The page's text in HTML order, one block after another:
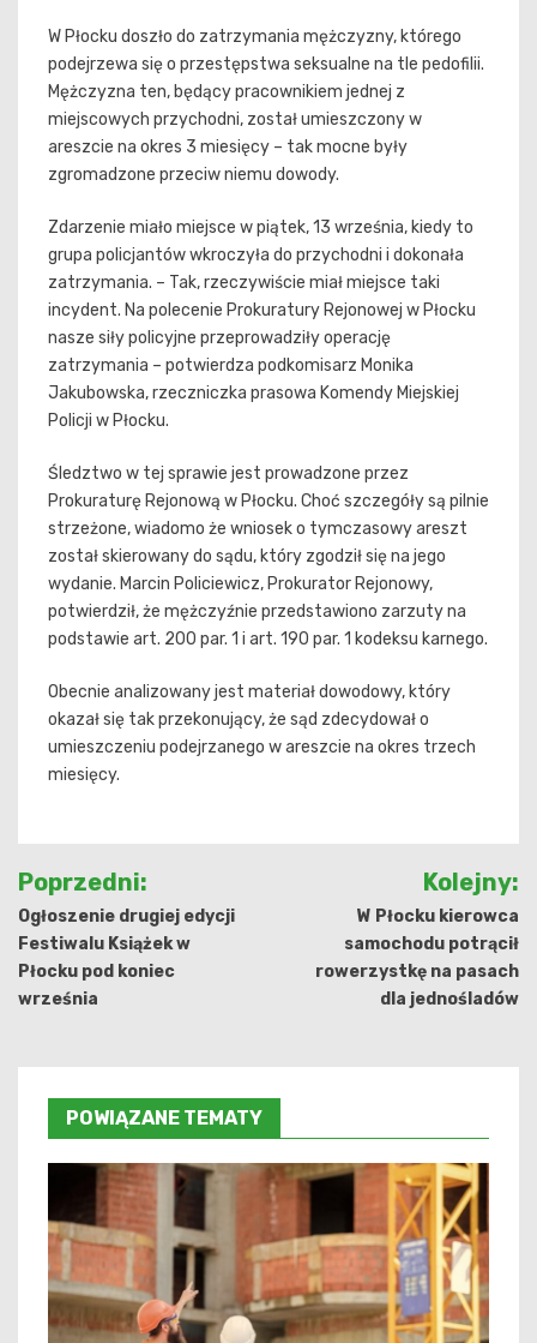
W Płocku doszło do zatrzymania mężczyzny, którego
podejrzewa się o przestępstwa seksualne na tle pedofilii.
Mężczyzna ten, będący pracownikiem jednej z
miejscowych przychodni, został umieszczony w
areszcie na okres 3 miesięcy – tak mocne były
zgromadzone przeciw niemu dowody.
Zdarzenie miało miejsce w piątek, 13 września, kiedy to
grupa policjantów wkroczyła do przychodni i dokonała
zatrzymania. – Tak, rzeczywiście miał miejsce taki
incydent. Na polecenie Prokuratury Rejonowej w Płocku
nasze siły policyjne przeprowadziły operację
zatrzymania – potwierdza podkomisarz Monika
Jakubowska, rzeczniczka prasowa Komendy Miejskiej
Policji w Płocku.
Śledztwo w tej sprawie jest prowadzone przez
Prokuraturę Rejonową w Płocku. Choć szczegóły są pilnie
strzeżone, wiadomo że wniosek o tymczasowy areszt
został skierowany do sądu, który zgodził się na jego
wydanie. Marcin Policiewicz, Prokurator Rejonowy,
potwierdził, że mężczyźnie przedstawiono zarzuty na
podstawie art. 200 par. 1 i art. 190 par. 1 kodeksu karnego.
Obecnie analizowany jest materiał dowodowy, który
okazał się tak przekonujący, że sąd zdecydował o
umieszczeniu podejrzanego w areszcie na okres trzech
miesięcy.
Nawigacja
wpisu
Poprzedni:
Ogłoszenie drugiej edycji
Festiwalu Książek w
Płocku pod koniec
września
Kolejny:
W Płocku kierowca
samochodu potrącił
rowerzystkę na pasach
dla jednośladów
POWIĄZANE TEMATY